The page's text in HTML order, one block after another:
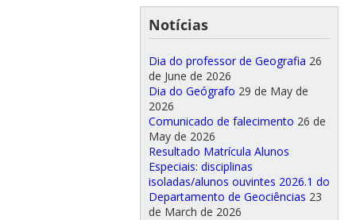
Notícias
Dia do professor de Geografia 26
de June de 2026
Dia do Geógrafo 29 de May de
2026
Comunicado de falecimento 26 de
May de 2026
Resultado Matrícula Alunos
Especiais: disciplinas
isoladas/alunos ouvintes 2026.1 do
Departamento de Geociências 23
de March de 2026